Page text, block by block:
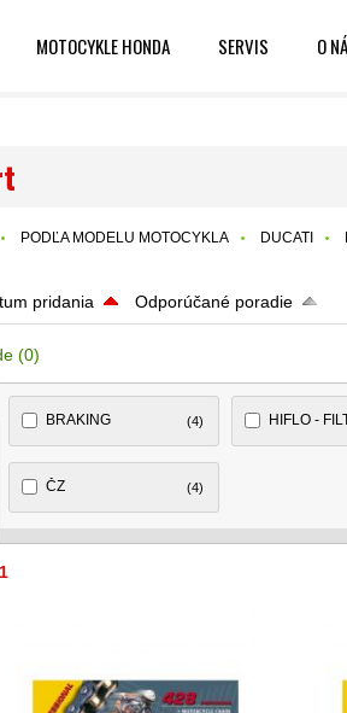
MOTOCYKLE HONDA SERVIS O
PODĽA MODELU MOTOCYKLA DUCATI
pridania Odporúčané poradie
(0)
BRAKING (4) HIFLO -
ČZ (4)